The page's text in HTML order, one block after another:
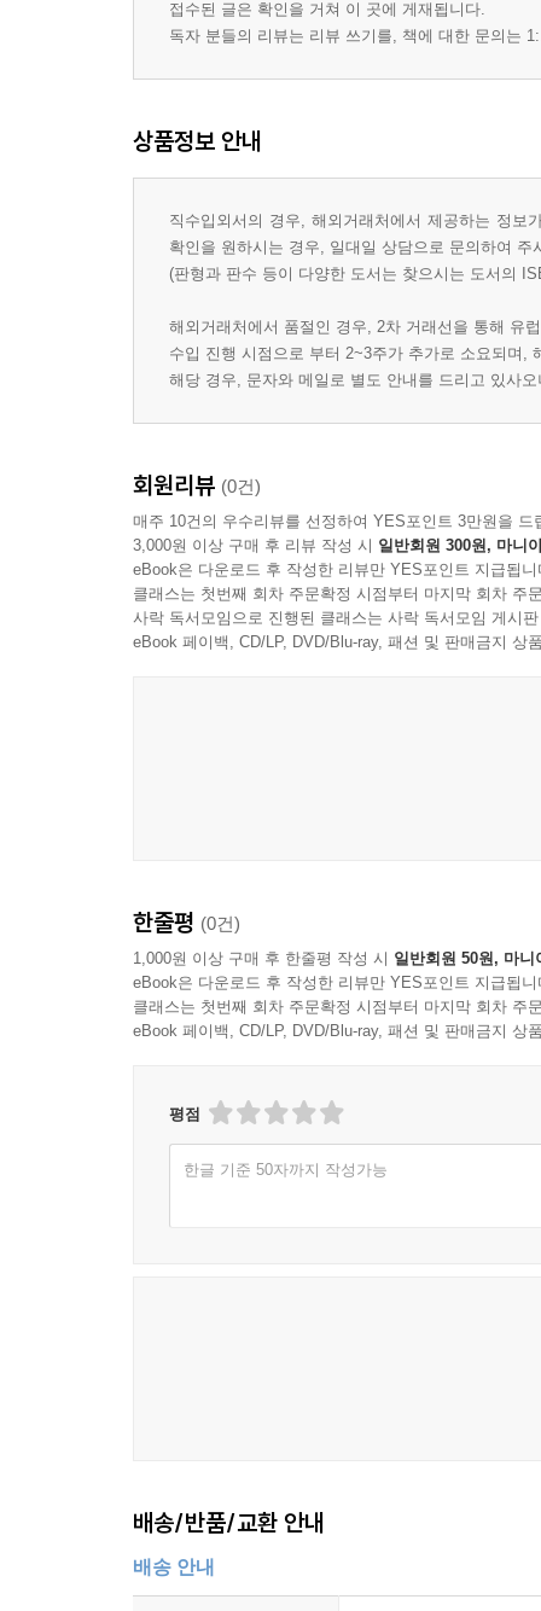
접수된 글은 확인을 거쳐 이 곳에 게재됩니다.
독자 분들의 리뷰는 리뷰 쓰기를, 책에 대한 문의는
상품정보 안내
직수입외서의 경우, 해외거래처에서 제공하는 정
확인을 원하시는 경우, 일대일 상담으로 문의하여 주
(판형과 판수 등이 다양한 도서는 찾으시는 도서의
해외거래처에서 품절인 경우, 2차 거래선을 통해 유
수입 진행 시점으로 부터 2~3주가 추가로 소요되며,
해당 경우, 문자와 메일로 별도 안내를 드리고 있사
회원리뷰 (0건)
매주 10건의 우수리뷰를 선정하여 YES포인트 3만원을 드
3,000원 이상 구매 후 리뷰 작성 시 일반회원 300원, 마니
eBook은 다운로드 후 작성한 리뷰만 YES포인트 지급됩니
클래스는 첫번째 회차 주문확정 시점부터 마지막 회차 주
사락 독서모임으로 진행된 클래스는 사락 독서모임 게시
eBook 페이백, CD/LP, DVD/Blu-ray, 패션 및 판매금지 상
한줄평 (0건)
1,000원 이상 구매 후 한줄평 작성 시 일반회원 50원, 마니
eBook은 다운로드 후 작성한 리뷰만 YES포인트 지급됩니
클래스는 첫번째 회차 주문확정 시점부터 마지막 회차 주
eBook 페이백, CD/LP, DVD/Blu-ray, 패션 및 판매금지 상
평점
한글 기준 50자까지 작성가능
배송/반품/교환 안내
배송 안내